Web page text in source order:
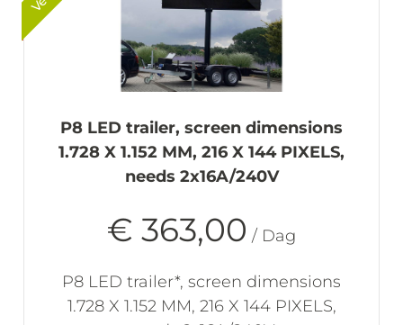
P8 LED trailer, screen dimensions
1.728 X 1.152 MM, 216 X 144 PIXELS,
needs 2x16A/240V
€ 363,00 / Dag
P8 LED trailer*, screen dimensions
1.728 X 1.152 MM, 216 X 144 PIXELS,